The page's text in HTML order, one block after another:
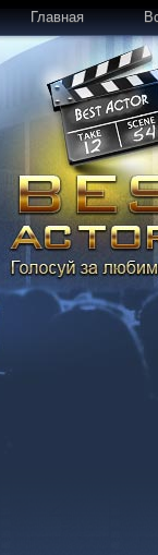
Главная